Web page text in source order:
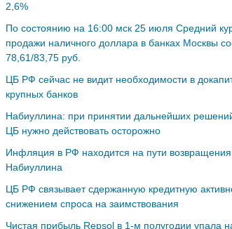
2,6%
По состоянию на 16:00 мск 25 июля Cредний
продажи наличного доллара в банках Москвы
78,61/83,75 руб.
ЦБ РФ сейчас не видит необходимости в
крупных банков
Набиуллина: при принятии дальнейших
ЦБ нужно действовать осторожно
Инфляция в РФ находится на пути возвращения
Набиуллина
ЦБ РФ связывает сдержанную кредитную
снижением спроса на заимствования
Чистая прибыль Repsol в 1-м полугодии упала